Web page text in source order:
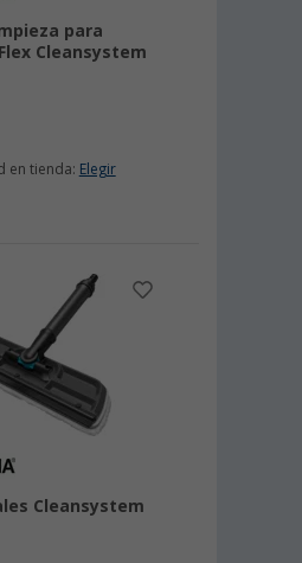
para
Cleansystem
en tienda: Elegir
Cleansystem